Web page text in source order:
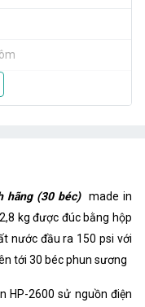
hãng (30 béc) made in
kg được đúc bằng hộp
nước đầu ra 150 psi với
tới 30 béc phun sương
HP-2600 sử nguồn điện